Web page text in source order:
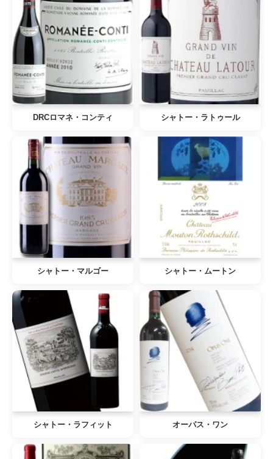
DRCロマネ・コンティ シャトー・ラトゥール
シャトー・マルゴー シャトー・ムートン
シャトー・ラフィット オーパス・ワン